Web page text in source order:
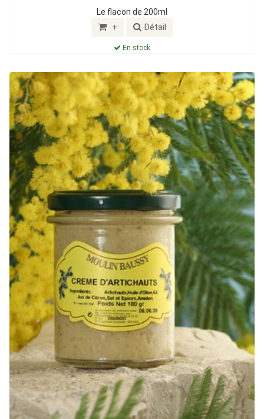
Le flacon de 200ml
+ Détail
En stock